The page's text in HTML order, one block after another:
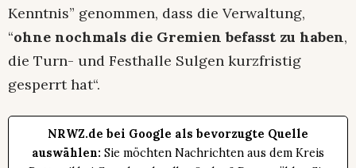
Kenntnis” genommen, dass die Verwaltung,
“ohne nochmals die Gremien befasst zu haben,
die Turn- und Festhalle Sulgen kurzfristig
gesperrt hat“.
NRWZ.de bei Google als bevorzugte Quelle
auswählen: Sie möchten Nachrichten aus dem Kreis